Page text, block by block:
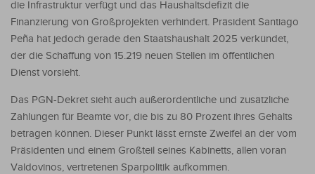
die Infrastruktur verfügt und das Haushaltsdefizit die
Finanzierung von Großprojekten verhindert. Präsident Santiago
Peña hat jedoch gerade den Staatshaushalt 2025 verkündet,
der die Schaffung von 15.219 neuen Stellen im öffentlichen
Dienst vorsieht.
Das PGN-Dekret sieht auch außerordentliche und zusätzliche
Zahlungen für Beamte vor, die bis zu 80 Prozent ihres Gehalts
betragen können. Dieser Punkt lässt ernste Zweifel an der vom
Präsidenten und einem Großteil seines Kabinetts, allen voran
Valdovinos, vertretenen Sparpolitik aufkommen.